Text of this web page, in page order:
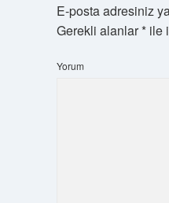
E-posta adresiniz
Gerekli alanlar*ile
Yorum